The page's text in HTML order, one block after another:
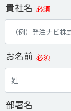
貴社名 必須
お名前 必須
部署名